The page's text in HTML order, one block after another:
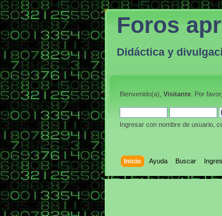
Foros
Didáctica y
Bienvenido(a), Visitante . Por favor,
Ingresar con nombre de usuario,
Inicio Ayuda Buscar